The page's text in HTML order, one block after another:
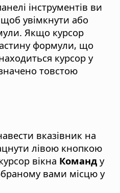
інструментів ви
увімкнути або
Якщо курсор
формули, що
курсор у
товстою
вказівник на
лівою кнопкою
вікна Команд у
вами місцю у